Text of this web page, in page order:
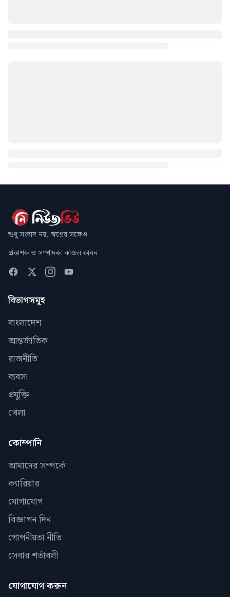
শুধু সংবাদ নয়, স্বপ্নের সঙ্গেও
প্রকাশক ও সম্পাদক: কাজল কানন
বিভাগসমূহ
বাংলাদেশ
আন্তর্জাতিক
রাজনীতি
ব্যবসা
প্রযুক্তি
খেলা
কোম্পানি
আমাদের সম্পর্কে
ক্যারিয়ার
যোগাযোগ
বিজ্ঞাপন দিন
গোপনীয়তা নীতি
সেবার শর্তাবলী
যোগাযোগ করুন